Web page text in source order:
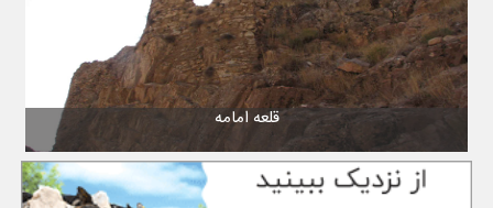
قلعه امامه